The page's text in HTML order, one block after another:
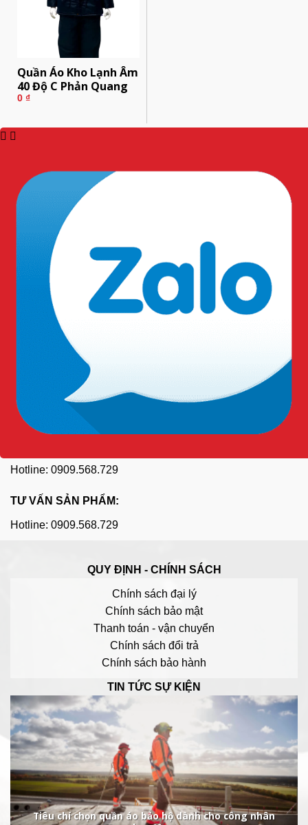
Quần Áo Kho Lạnh Âm
40 Độ C Phản Quang
0 ₫
Kết nối với chúng tôi:
ĐĂNG KÝ NHẬN TIN
HỖ TRỢ KHÁCH HÀNG
Hotline: 0909.568.729
TƯ VẤN SẢN PHẨM:
Hotline: 0909.568.729
QUY ĐỊNH - CHÍNH SÁCH
Chính sách đại lý
Chính sách bảo mật
Thanh toán - vận chuyển
Chính sách đổi trả
Chính sách bảo hành
TIN TỨC SỰ KIỆN
Tiêu chí chọn quần áo bảo hộ dành cho công nhân